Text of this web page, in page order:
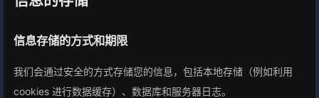
信息存储的方式和期限
我们会通过安全的方式存储您的信息，包括本地存储（例如利用
cookies 进行数据缓存）、数据库和服务器日志。